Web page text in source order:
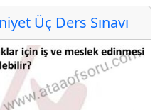
Üç Ders Sınavı